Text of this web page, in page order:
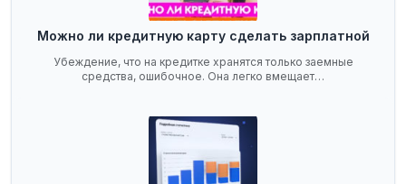
Можно ли кредитную карту сделать зарплатной
Убеждение, что на кредитке хранятся только заемные
средства, ошибочное. Она легко вмещает…